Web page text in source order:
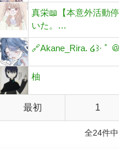
真栄📖【本意外活動
いた。…
🔗Akane_Rira. ໒꒱· ﾟ
柚
最初 1
全24件